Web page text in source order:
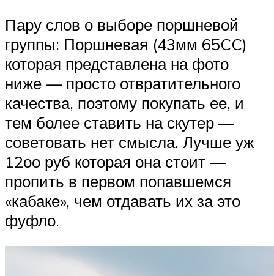
Пару слов о выборе поршневой
группы: Поршневая (43мм 65CC)
которая представлена на фото
ниже — просто отвратительного
качества, поэтому покупать ее, и
тем более ставить на скутер —
советовать нет смысла. Лучше уж
12оо руб которая она стоит —
пропить в первом попавшемся
«кабаке», чем отдавать их за это
фуфло.